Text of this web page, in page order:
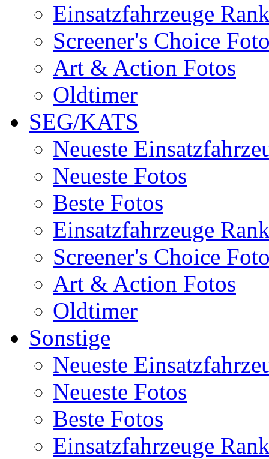
Einsatzfahrzeuge
Screener's Choice
Art & Action Fotos
Oldtimer
SEG/KATS
Neueste
Neueste Fotos
Beste Fotos
Einsatzfahrzeuge
Screener's Choice
Art & Action Fotos
Oldtimer
Sonstige
Neueste
Neueste Fotos
Beste Fotos
Einsatzfahrzeuge